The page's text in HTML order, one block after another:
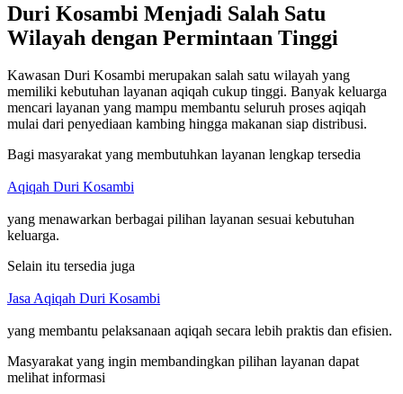
Duri Kosambi Menjadi Salah Satu
Wilayah dengan Permintaan Tinggi
Kawasan Duri Kosambi merupakan salah satu wilayah yang
memiliki kebutuhan layanan aqiqah cukup tinggi. Banyak keluarga
mencari layanan yang mampu membantu seluruh proses aqiqah
mulai dari penyediaan kambing hingga makanan siap distribusi.
Bagi masyarakat yang membutuhkan layanan lengkap tersedia
Aqiqah Duri Kosambi
yang menawarkan berbagai pilihan layanan sesuai kebutuhan
keluarga.
Selain itu tersedia juga
Jasa Aqiqah Duri Kosambi
yang membantu pelaksanaan aqiqah secara lebih praktis dan efisien.
Masyarakat yang ingin membandingkan pilihan layanan dapat
melihat informasi